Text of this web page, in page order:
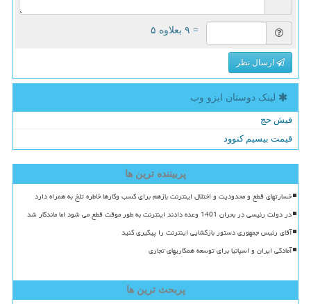
= ۹ بعلاوه ۵
ارسال نظر
لینک دوستان ایزو وب
فیش حج
قیمت بیسیم کنوود
پربیننده ترین ها
خسارتهای قطع و محدودیت و اختلال اینترنت بازهم برای کسب وکارها خاطره تلخ به همراه دارد
در دولت رئیسی در بحران 1401 وعده دادند اینترنت به طور موقت قطع می شود اما ماندگار شد
آقای رئیس جمهوری دستور بازگشایی اینترنت را پیگیری کنید
آمادگی ایران و اسپانیا برای توسعه همکاریهای تجاری
پربحث ترین ها